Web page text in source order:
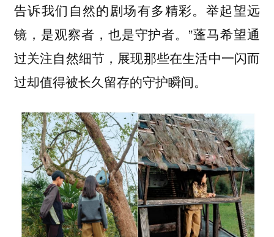
告诉我们自然的剧场有多精彩。举起望远
镜，是观察者，也是守护者。”蓬马希望通
过关注自然细节，展现那些在生活中一闪而
过却值得被长久留存的守护瞬间。